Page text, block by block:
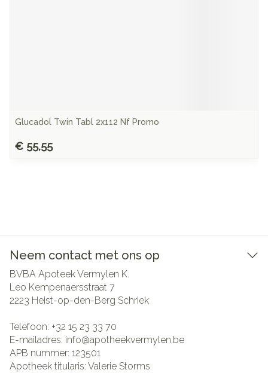
Glucadol Twin Tabl 2x112 Nf Promo
€ 55,55
Neem contact met ons op
BVBA Apoteek Vermylen K.
Leo Kempenaersstraat 7
2223 Heist-op-den-Berg Schriek
Telefoon: +32 15 23 33 70
E-mailadres: info@apotheekvermylen.be
APB nummer: 123501
Apotheek titularis: Valerie Storms